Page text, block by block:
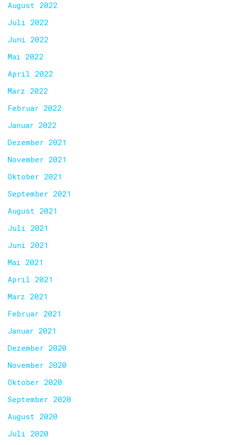
August 2022
Juli 2022
Juni 2022
Mai 2022
April 2022
März 2022
Februar 2022
Januar 2022
Dezember 2021
November 2021
Oktober 2021
September 2021
August 2021
Juli 2021
Juni 2021
Mai 2021
April 2021
März 2021
Februar 2021
Januar 2021
Dezember 2020
November 2020
Oktober 2020
September 2020
August 2020
Juli 2020